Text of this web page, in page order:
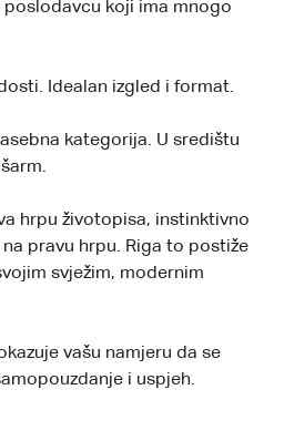
koji ima mnogo
Idealan izgled i format.
kategorija. U središtu
hrpu životopisa, instinktivno
pravu hrpu. Riga to postiže
svježim, modernim
vašu namjeru da se
i uspjeh.